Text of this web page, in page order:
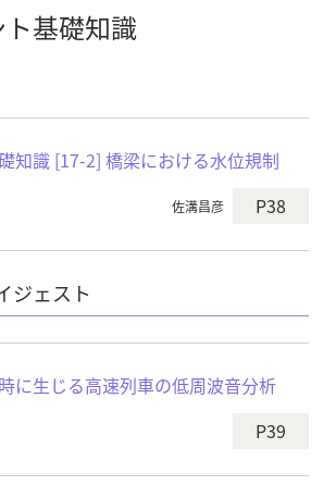
基礎知識
知識 [17-2] 橋梁における水位規制
佐溝昌彦 P38
ジェスト
に生じる高速列車の低周波音分析
P39